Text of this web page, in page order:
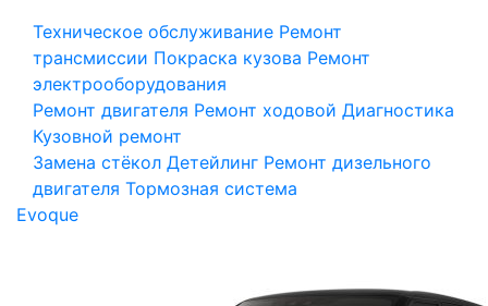
Техническое обслуживание Ремонт
трансмиссии Покраска кузова Ремонт
электрооборудования
Ремонт двигателя Ремонт ходовой Диагностика
Кузовной ремонт
Замена стёкол Детейлинг Ремонт дизельного
двигателя Тормозная система
Evoque